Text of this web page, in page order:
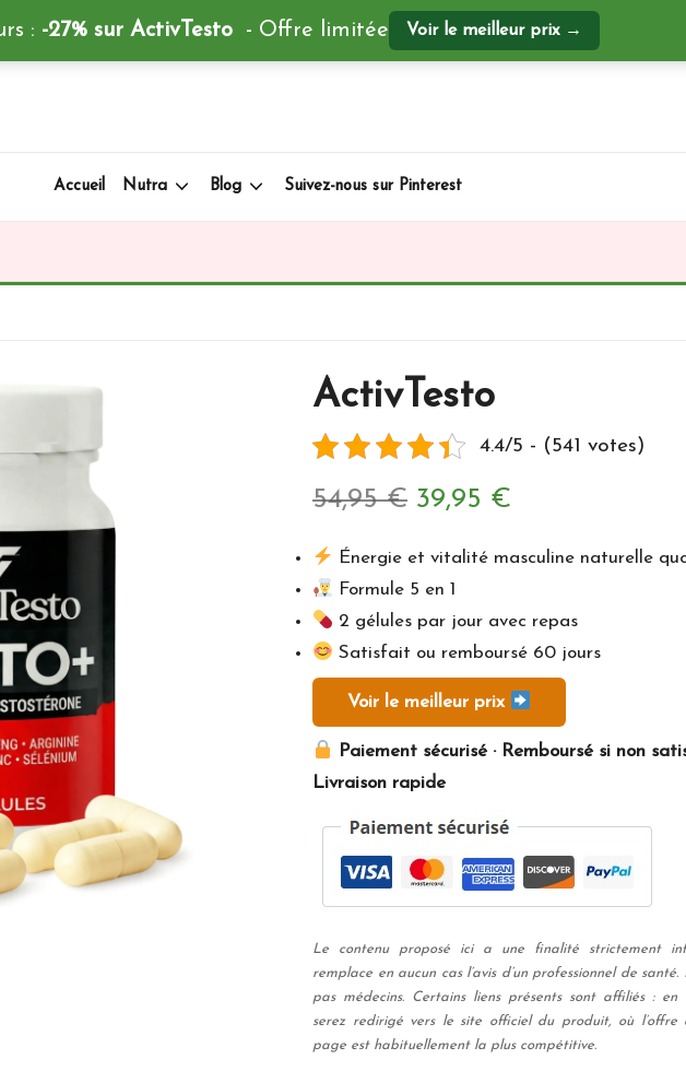
Accueil Nutra Blog Suivez-nous sur Pinterest
ActivTesto
4.4/5 - (541 votes)
54,95€ Le
prix
initial
était :
54,95 €.
39,95 €
prix
est :
39,95 €.
Énergie et vitalité masculine naturelle
Formule 5 en 1
2 gélules par jour avec repas
Satisfait ou remboursé 60 jours
Voir le meilleur prix
Paiement sécurisé · Remboursé si non
Livraison rapide
Le contenu proposé ici a une finalité strictement
remplace en aucun cas l’avis d’un professionnel de santé.
pas médecins. Certains liens présents sont affiliés : en
serez redirigé vers le site officiel du produit, où l’offre
page est habituellement la plus compétitive.
: -27% sur ActivTesto- Offre limitée Voir le meilleur prix →